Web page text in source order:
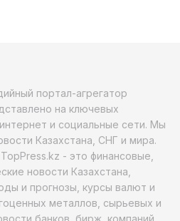
портал-агрегатор
на ключевых
и социальные сети. Мы
Казахстана, СНГ и мира.
- это финансовые,
новости Казахстана,
и прогнозы, курсы валют и
металлов, сырьевых и
банков, бирж, компаний.